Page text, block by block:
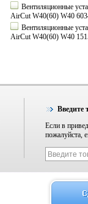
Вентиляционные
AirCut W40(60) W40
Вентиляционные
AirCut W40(60) W40
Введите
Если в
пожалуйста,